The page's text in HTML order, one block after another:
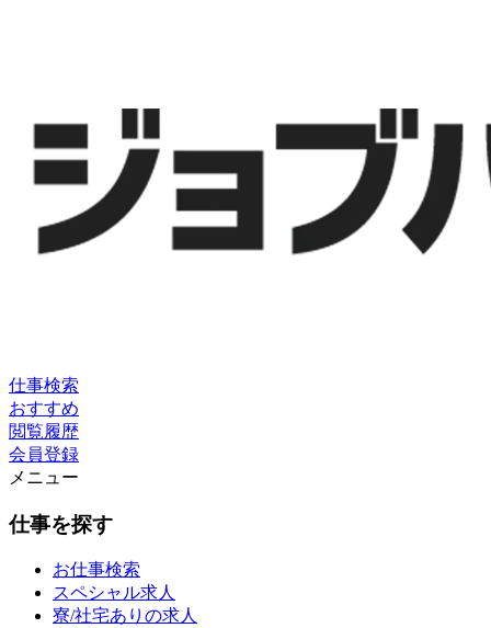
仕事検索
おすすめ
閲覧履歴
会員登録
メニュー
仕事を探す
お仕事検索
スペシャル求人
寮/社宅ありの求人